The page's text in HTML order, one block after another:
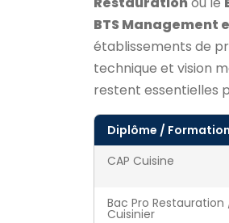
BTS
établissements de
technique et vision
restent essentielles
Diplôme / Formation
CAP Cuisine
Bac Pro Restauration
Cuisinier